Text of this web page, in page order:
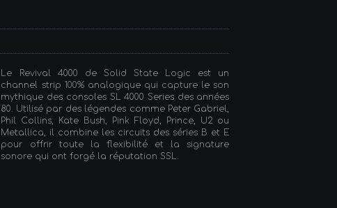
Le Revival 4000 de Solid State Logic est un
channel strip 100% analogique qui capture le son
mythique des consoles SL 4000 Series des années
80. Utilisé par des légendes comme Peter Gabriel,
Phil Collins, Kate Bush, Pink Floyd, Prince, U2 ou
Metallica, il combine les circuits des séries B et E
pour offrir toute la flexibilité et la signature
sonore qui ont forgé la réputation SSL.